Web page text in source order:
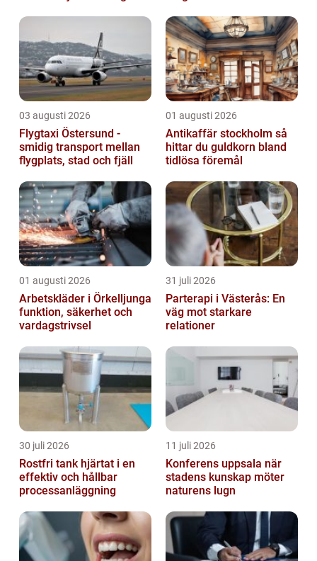
03 augusti 2026
Flygtaxi Östersund -
smidig transport mellan
flygplats, stad och fjäll
01 augusti 2026
Antikaffär stockholm så
hittar du guldkorn bland
tidlösa föremål
01 augusti 2026
Arbetskläder i Örkelljunga
funktion, säkerhet och
vardagstrivsel
31 juli 2026
Parterapi i Västerås: En
väg mot starkare
relationer
30 juli 2026
Rostfri tank hjärtat i en
effektiv och hållbar
processanläggning
11 juli 2026
Konferens uppsala när
stadens kunskap möter
naturens lugn